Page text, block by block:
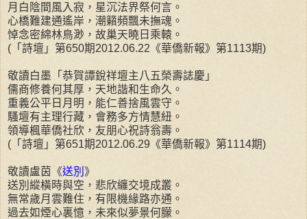
月白陰間風入寂，星沉法界祭何言。
心橋難建通遙岸，潮籟頻飄未撫魂。
悼念密綿林鳥渺，故巢天曉日乘轅。
(「詩壇」第650期2012.06.22《華僑新報》第1113期)
敬讀白墨「恭賀譚銳祥壇主八五榮壽誌慶」
儒商修養何其厚，天地諧和生命久。
重義公平日月明，能仁善捨風雲守。
騷壇有主理行藏，會務多方情慧紐。
領導楓華僑社欣，友朋心祝詩翁壽。
(「詩壇」第651期2012.06.29《華僑新報》第1114期)
敬讀盧茵《送別 》
送別縱橫時與空，悲欣纏交境成叢。
無常歲月雲難住，有限機緣路亦通。
過去如煙心裏憶，未來似夢景何朦。